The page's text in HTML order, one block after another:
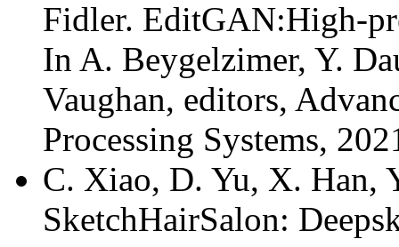
Fidler. EditGAN:High-
In A. Beygelzimer, Y.
Vaughan, editors,
Processing Systems,
C. Xiao, D. Yu, X. Han,
SketchHairSalon: